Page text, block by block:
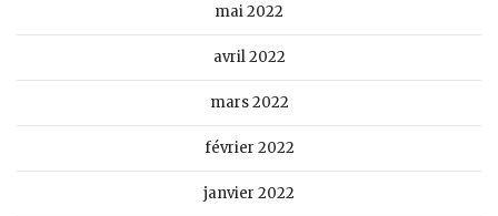
mai 2022
avril 2022
mars 2022
février 2022
janvier 2022